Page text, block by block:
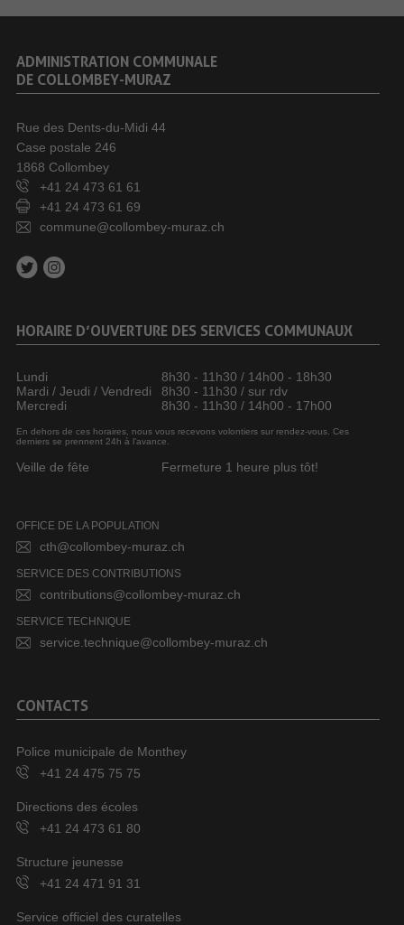
ADMINISTRATION COMMUNALE
DE COLLOMBEY-MURAZ
Rue des Dents-du-Midi 44
Case postale 246
1868 Collombey
+41 24 473 61 61
+41 24 473 61 69
commune@collombey-muraz.ch
HORAIRE D’OUVERTURE DES SERVICES COMMUNAUX
Lundi
8h30 - 11h30 / 14h00 - 18h30
Mardi / Jeudi / Vendredi
8h30 - 11h30 / sur rdv
Mercredi
8h30 - 11h30 / 14h00 - 17h00
En dehors de ces horaires, nous vous recevons volontiers sur rendez-vous. Ces
derniers se prennent 24h à l’avance.
Veille de fête Fermeture 1 heure plus tôt!
OFFICE DE LA POPULATION
cth@collombey-muraz.ch
SERVICE DES CONTRIBUTIONS
contributions@collombey-muraz.ch
SERVICE TECHNIQUE
service.technique@collombey-muraz.ch
CONTACTS
Police municipale de Monthey
+41 24 475 75 75
Directions des écoles
+41 24 473 61 80
Structure jeunesse
+41 24 471 91 31
Service officiel des curatelles